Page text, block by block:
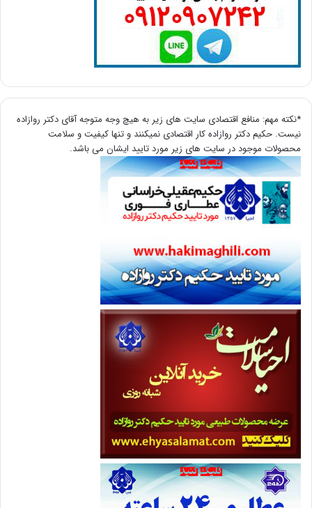
*نکته مهم: منافع اقتصادی سایت های زیر به هیچ وجه متوجه آقای دکتر روازاده
نیست. حکیم دکتر روازاده کار اقتصادی نمیکنند و تنها کیفیت و سلامت
محصولات موجود در سایت های زیر مورد تایید ایشان می باشد.